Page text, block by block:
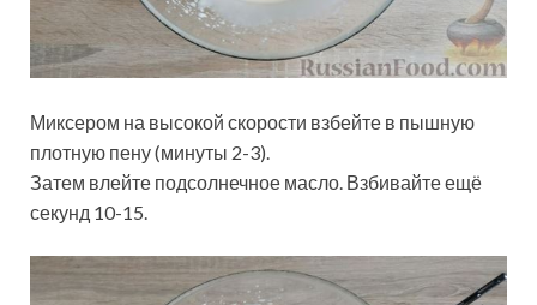
Миксером на высокой скорости взбейте в пышную
плотную пену (минуты 2-3).
Затем влейте подсолнечное масло. Взбивайте ещё
секунд 10-15.